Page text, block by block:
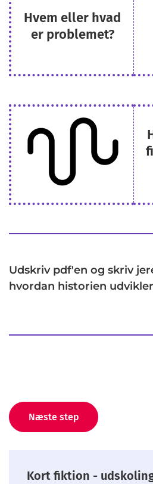
Hvem eller hvad
er problemet?
Udskriv pdf'en og skriv
hvordan historien
Næste step
Kort fiktion -